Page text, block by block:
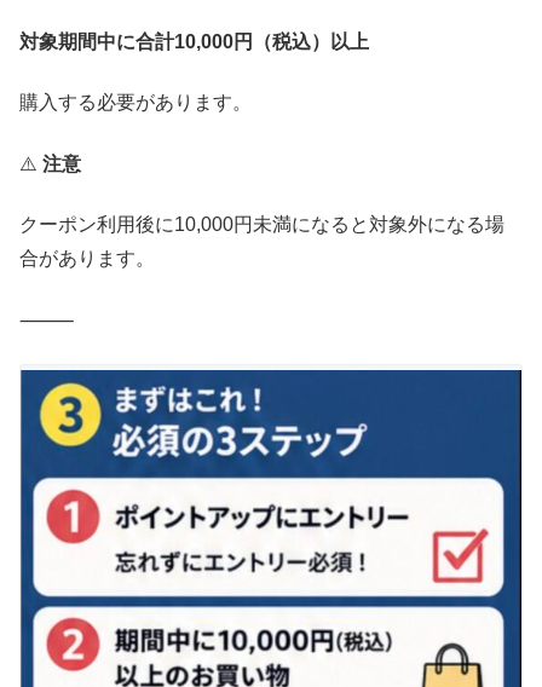
対象期間中に合計10,000円（税込）以上
購入する必要があります。
⚠️ 注意
クーポン利用後に10,000円未満になると対象外になる場
合があります。
⸻